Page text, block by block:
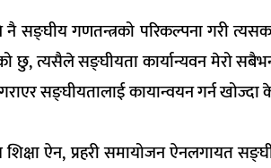
गणतन्त्रको परिकल्पना गरी
छु, त्यसैलेसङ्घीयताकार्यान्यवनमेरो
सङ्घीयतालाईकायान्वयनगर्न खोज्दा
ऐन, प्रहरी समायोजन ऐनलगायत